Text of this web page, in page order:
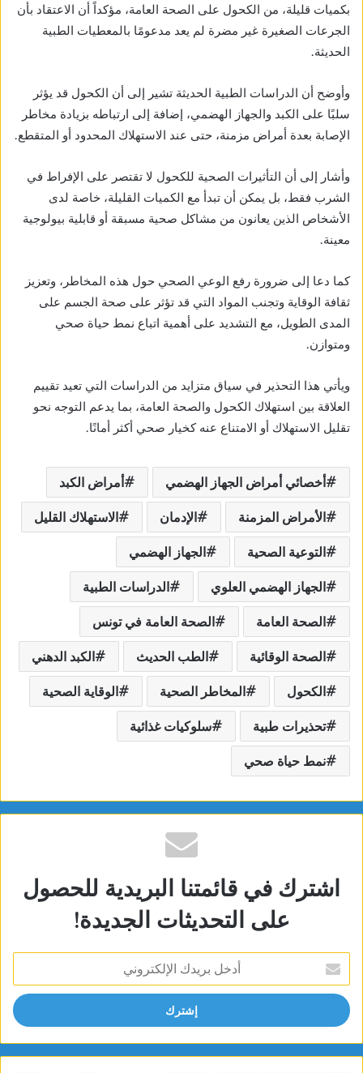
بكميات قليلة، من الكحول على الصحة العامة، مؤكداً أن الاعتقاد بأن
الجرعات الصغيرة غير مضرة لم يعد مدعومًا بالمعطيات الطبية
الحديثة.
وأوضح أن الدراسات الطبية الحديثة تشير إلى أن الكحول قد يؤثر
سلبًا على الكبد والجهاز الهضمي، إضافة إلى ارتباطه بزيادة مخاطر
الإصابة بعدة أمراض مزمنة، حتى عند الاستهلاك المحدود أو المتقطع.
وأشار إلى أن التأثيرات الصحية للكحول لا تقتصر على الإفراط في
الشرب فقط، بل يمكن أن تبدأ مع الكميات القليلة، خاصة لدى
الأشخاص الذين يعانون من مشاكل صحية مسبقة أو قابلية بيولوجية
معينة.
كما دعا إلى ضرورة رفع الوعي الصحي حول هذه المخاطر، وتعزيز
ثقافة الوقاية وتجنب المواد التي قد تؤثر على صحة الجسم على
المدى الطويل، مع التشديد على أهمية اتباع نمط حياة صحي
ومتوازن.
ويأتي هذا التحذير في سياق متزايد من الدراسات التي تعيد تقييم
العلاقة بين استهلاك الكحول والصحة العامة، بما يدعم التوجه نحو
تقليل الاستهلاك أو الامتناع عنه كخيار صحي أكثر أمانًا.
أخصائي أمراض الجهاز الهضمي أمراض الكبد
الأمراض المزمنة الإدمان الاستهلاك القليل
التوعية الصحية الجهاز الهضمي
الجهاز الهضمي العلوي الدراسات الطبية
الصحة العامة الصحة العامة في تونس
الصحة الوقائية الطب الحديث الكبد الدهني
الكحول المخاطر الصحية الوقاية الصحية
تحذيرات طبية سلوكيات غذائية
نمط حياة صحي
اشترك في قائمتنا البريدية للحصول
على التحديثات الجديدة!
بريدك
الإلكتروني